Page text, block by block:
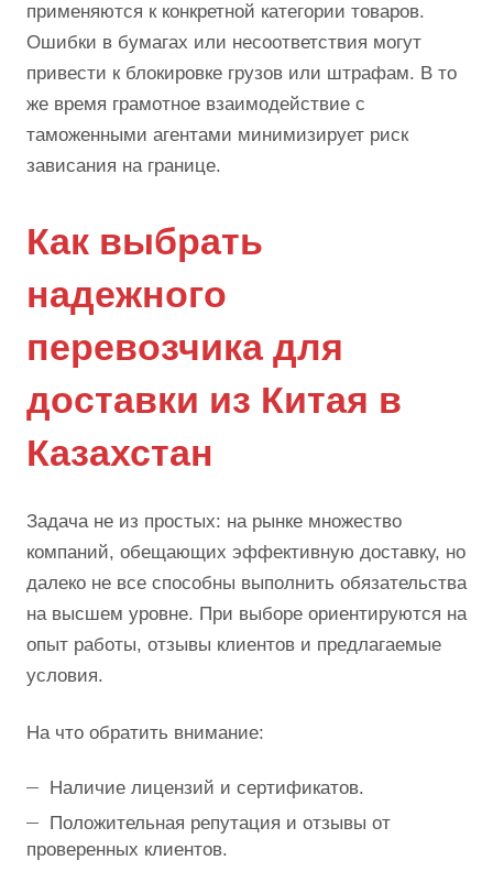
применяются к конкретной категории товаров.
Ошибки в бумагах или несоответствия могут
привести к блокировке грузов или штрафам. В то
же время грамотное взаимодействие с
таможенными агентами минимизирует риск
зависания на границе.
Как выбрать
надежного
перевозчика для
доставки из Китая в
Казахстан
Задача не из простых: на рынке множество
компаний, обещающих эффективную доставку, но
далеко не все способны выполнить обязательства
на высшем уровне. При выборе ориентируются на
опыт работы, отзывы клиентов и предлагаемые
условия.
На что обратить внимание:
Наличие лицензий и сертификатов.
Положительная репутация и отзывы от
проверенных клиентов.